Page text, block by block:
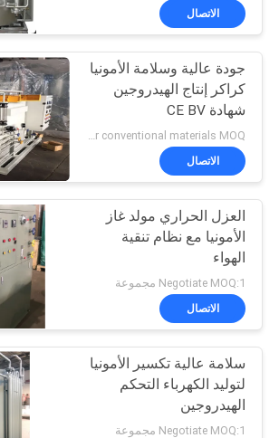
خريطة
الموقع
سياسة
الخصوصية
ضغط الأكسجين
3
غشاء مولدات
النيتروجين
74
31
الاتصال
جودة عالية وسلامة الأمونيا
كراكر إنتاج الهيدروجين
شهادة CE BV
الاتصال
العزل الحراري مولد غاز
الأمونيا مع نظام تنقية
الهواء
Negotiate MOQ:1 مجموعة
الاتصال
سلامة عالية تكسير الأمونيا
لتوليد الكهرباء التحكم
الهيدروجين
Negotiate MOQ:1 مجموعة